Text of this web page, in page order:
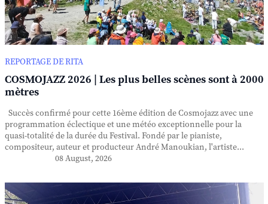
REPORTAGE DE RITA
COSMOJAZZ 2026 | Les plus belles scènes sont à 2000
mètres
Succès confirmé pour cette 16ème édition de Cosmojazz avec une
programmation éclectique et une météo exceptionnelle pour la
quasi-totalité de la durée du Festival. Fondé par le pianiste,
compositeur, auteur et producteur André Manoukian, l'artiste...
08 August, 2026